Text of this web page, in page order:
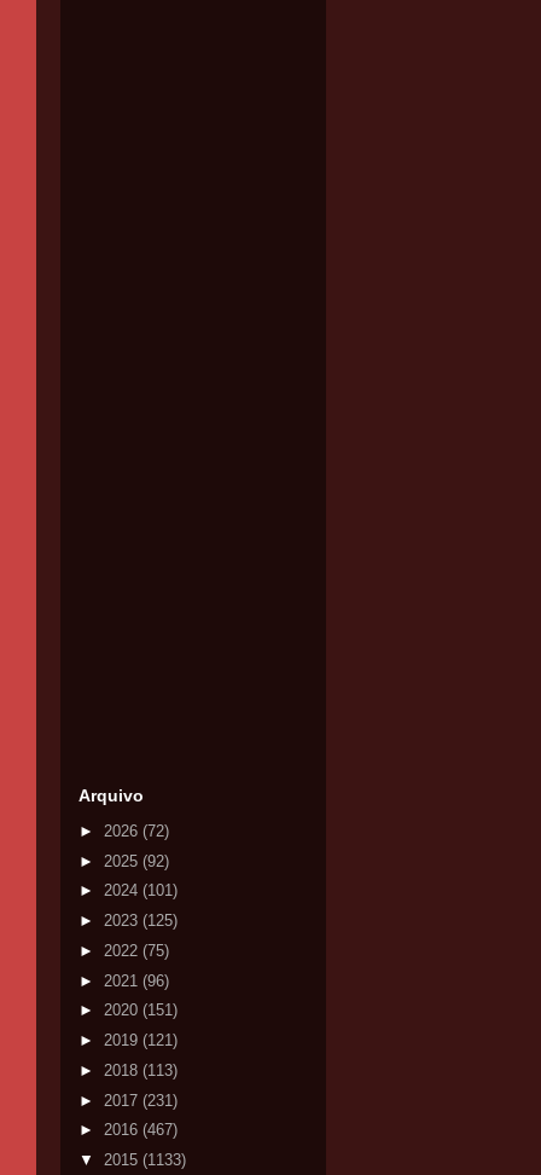
Arquivo
► 2026 (72)
► 2025 (92)
► 2024 (101)
► 2023 (125)
► 2022 (75)
► 2021 (96)
► 2020 (151)
► 2019 (121)
► 2018 (113)
► 2017 (231)
► 2016 (467)
▼ 2015 (1133)